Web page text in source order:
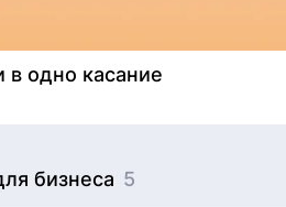
одно касание
бизнеса 5